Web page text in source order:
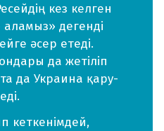
кез келген
аламыз» дегенді
әсер етеді.
да жетіліп
да Украина қару-
кеткенімдей,